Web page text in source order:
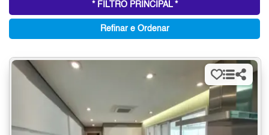
* FILTRO PRINCIPAL *
Refinar e Ordenar